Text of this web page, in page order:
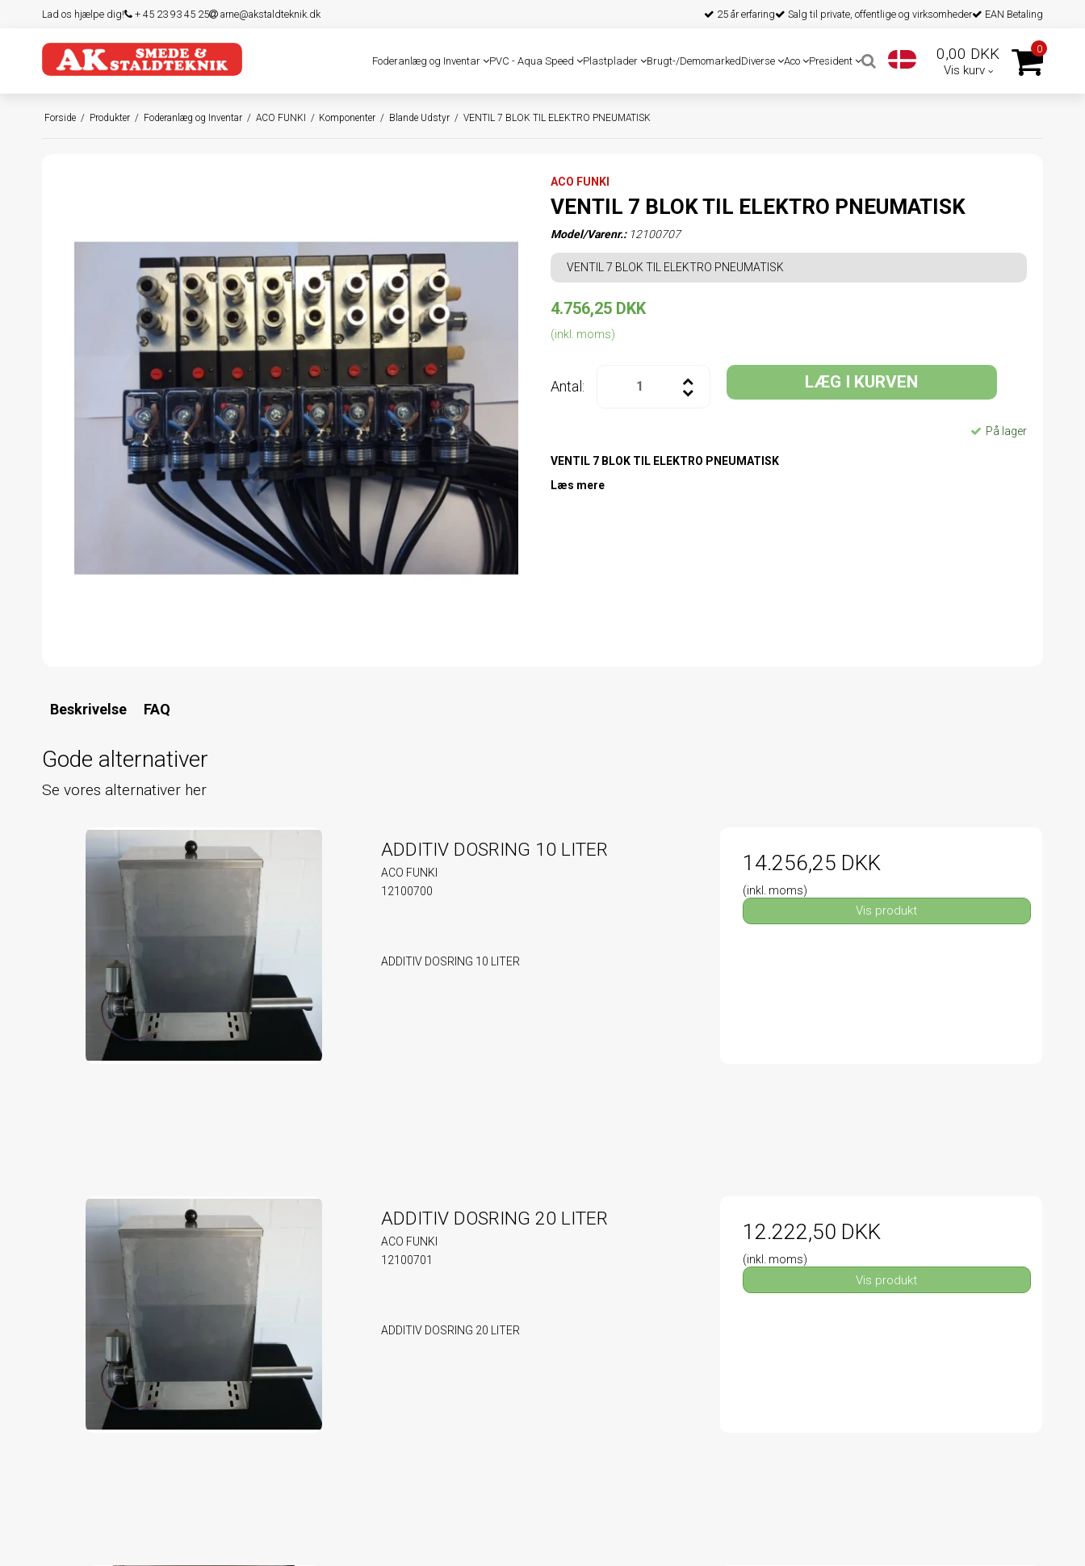
Lad os hjælpe dig! + 45 23 93 45 25 arne@akstaldteknik.dk 25 år erfaring Salg til private, offentlige og virksomheder EAN Betaling
Foderanlæg og Inventar PVC - Aqua Speed Plastplader Brugt-/DemomarkedDiverse Aco President 0,00 DKK
Vis kurv
0
Forside / Produkter / Foderanlæg og Inventar / ACO FUNKI / Komponenter / Blande Udstyr / VENTIL 7 BLOK TIL ELEKTRO PNEUMATISK
ACO FUNKI
VENTIL 7 BLOK TIL ELEKTRO PNEUMATISK
Model/Varenr.: 12100707
VENTIL 7 BLOK TIL ELEKTRO PNEUMATISK
4.756,25 DKK
(inkl. moms)
Antal: LÆG I KURVEN
På lager
VENTIL 7 BLOK TIL ELEKTRO PNEUMATISK
Læs mere
Beskrivelse FAQ
Gode alternativer
Se vores alternativer her
ADDITIV DOSRING 10 LITER
ACO FUNKI
12100700
ADDITIV DOSRING 10 LITER
14.256,25 DKK
(inkl. moms)
Vis produkt
ADDITIV DOSRING 20 LITER
ACO FUNKI
12100701
ADDITIV DOSRING 20 LITER
12.222,50 DKK
(inkl. moms)
Vis produkt